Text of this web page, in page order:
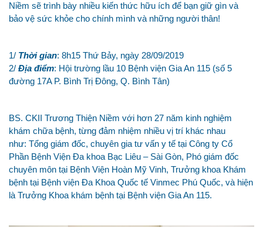
Niềm sẽ trình bày nhiều kiến thức hữu ích để bạn giữ gìn và
bảo vệ sức khỏe cho chính mình và những người thân!
1/ Thời gian: 8h15 Thứ Bảy, ngày 28/09/2019
2/ Địa điểm: Hội trường lầu 10 Bệnh viện Gia An 115 (số 5
đường 17A P. Bình Trị Đông, Q. Bình Tân)
BS. CKII Trương Thiện Niềm với hơn 27 năm kinh nghiệm
khám chữa bệnh, từng đảm nhiệm nhiều vị trí khác nhau
như: Tổng giám đốc, chuyên gia tư vấn y tế tại Công ty Cổ
Phần Bệnh Viện Đa khoa Bạc Liêu – Sài Gòn, Phó giám đốc
chuyên môn tại Bệnh Viện Hoàn Mỹ Vinh, Trưởng khoa Khám
bệnh tại Bệnh viện Đa Khoa Quốc tế Vinmec Phú Quốc, và hiện
là Trưởng Khoa khám bệnh tại Bệnh viện Gia An 115.